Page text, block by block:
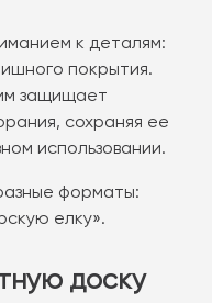
к деталям:
покрытия.
защищает
сохраняя ее
использовании.
форматы:
елку».
доску